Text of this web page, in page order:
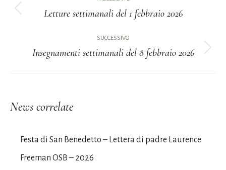
tra
post
Post
precedente:
Letture settimanali del 1 febbraio 2026
SUCCESSIVO
Prossimo
Insegnamenti settimanali del 8 febbraio 2026
News correlate
Festa di San Benedetto – Lettera di padre Laurence
Freeman OSB – 2026